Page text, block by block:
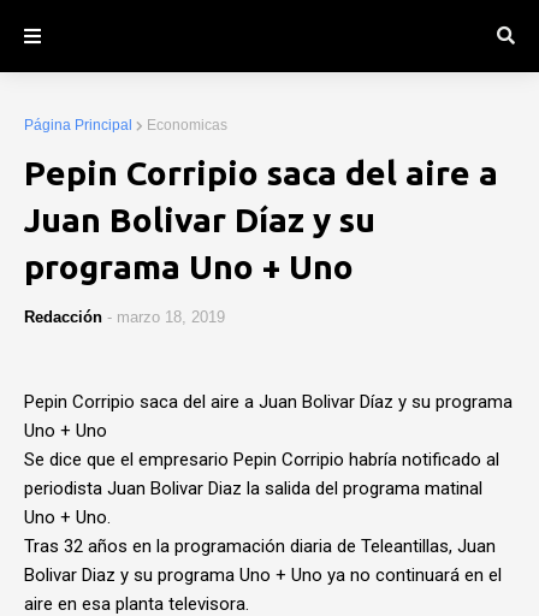
Página Principal Economicas
Pepin Corripio saca del aire a
Juan Bolivar Díaz y su
programa Uno + Uno
Redacción - marzo 18, 2019
Pepin Corripio saca del aire a Juan Bolivar Díaz y su programa
Uno + Uno
Se dice que el empresario Pepin Corripio habría notificado al
periodista Juan Bolivar Diaz la salida del programa matinal
Uno + Uno.
Tras 32 años en la programación diaria de Teleantillas, Juan
Bolivar Diaz y su programa Uno + Uno ya no continuará en el
aire en esa planta televisora.